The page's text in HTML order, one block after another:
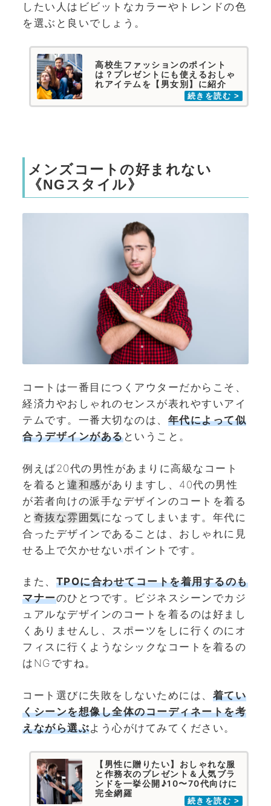
したい人はビビットなカラーやトレンドの色
を選ぶと良いでしょう。
高校生ファッションのポイント
は？プレゼントにも使えるおしゃ
れアイテムを【男女別】に紹介
メンズコートの好まれない
《NGスタイル》
コートは一番目につくアウターだからこそ、
経済力やおしゃれのセンスが表れやすいアイ
テムです。一番大切なのは、 年代によって似
合うデザインがあるということ。
例えば20代の男性があまりに高級なコート
を着ると 違和感がありますし、40代の男性
が若者向けの派手なデザインのコートを着る
と 奇抜な雰囲気になってしまいます。年代に
合ったデザインであることは、おしゃれに見
せる上で欠かせないポイントです。
また、 TPOに合わせてコートを着用するのも
マナーのひとつです。ビジネスシーンでカジ
ュアルなデザインのコートを着るのは好まし
くありませんし、スポーツをしに行くのにオ
フィスに行くようなシックなコートを着るの
はNGですね。
コート選びに失敗をしないためには、 着てい
くシーンを想像し全体のコーディネートを考
えながら選ぶよう心がけてみてください。
【男性に贈りたい】おしゃれな服
と作務衣のプレゼント＆人気ブラ
ンドを一挙公開♪10〜70代向けに
完全網羅